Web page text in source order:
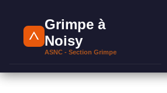
Aller
Grimpe à
Noisy
ASNC - Section Grimpe